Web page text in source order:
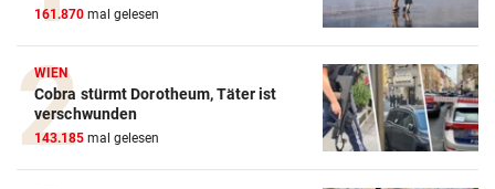
161.870 mal gelesen
WIEN
Cobra stürmt Dorotheum, Täter ist
verschwunden
143.185 mal gelesen